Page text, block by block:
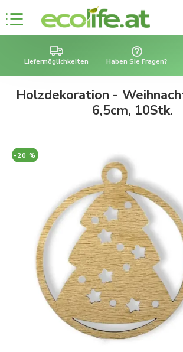
Liefermöglichkeiten Haben Sie Fragen?
Holzdekoration -
6,5cm, 10Stk.
-20 %